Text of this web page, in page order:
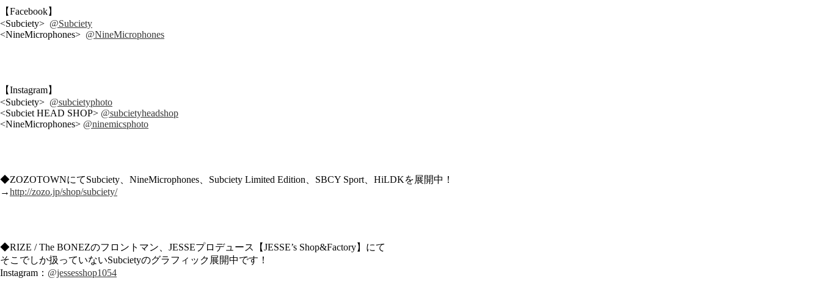
【Facebook】
<Subciety> @Subciety
<NineMicrophones> @NineMicrophones
【Instagram】
<Subciety> @subcietyphoto
<Subciet HEAD SHOP> @subcietyheadshop
<NineMicrophones> @ninemicsphoto
◆ZOZOTOWNにてSubciety、NineMicrophones、Subciety Limited Edition、SBCY Sport、HiLDKを展開中！
→http://zozo.jp/shop/subciety/
◆RIZE / The BONEZのフロントマン、JESSEプロデュース【JESSE’s Shop&Factory】にて
そこでしか扱っていないSubcietyのグラフィック展開中です！
Instagram： @jessesshop1054